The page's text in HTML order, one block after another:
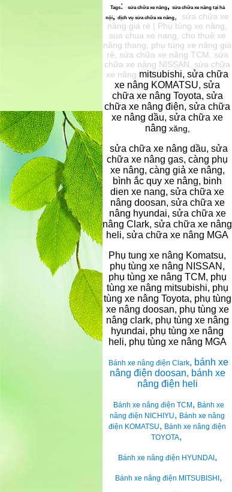
Tags: sửa chữa xenâng, sửa chữa xe nângtại hà
nội, dịch vụ sửa chữa xe nâng
sửa chữa xe
nâng giá rẻ | Phụ tùng xe nâng,
sua chua xe nang, cho thuê xe
nâng thang, phụ tùng xe nâng giá
rẻ, sửa chữa xe nâng TCM, sửa
chữa xe nâng NISSAN, sửa chữa
xe nâng mitsubishi, sửa chữa
xe nâng KOMATSU, sửa
chữa xe nâng Toyota, sửa
chữa xe nâng điện, sửa chữa
xe nâng dầu, sửa chữa xe
nâng xăng,
sửa chữa xe nâng dầu, sửa
chữa xe nâng gas, càng phụ
xe nâng, càng giả xe nâng,
bình ắc quy xe nâng, binh
dien xe nang, sửa chữa xe
nâng doosan, sửa chữa xe
nâng hyundai, sửa chữa xe
nâng Clark, sửa chữa xe nâng
heli, sửa chữa xe nâng MGA
Phụ tung xe nâng Komatsu,
phụ tùng xe nâng NISSAN,
phụ tùng xe nâng TCM, phụ
tùng xe nâng mitsubishi, phụ
tùng xe nâng Toyota, phụ tùng
xe nâng doosan, phụ tùng xe
nâng clark, phụ tùng xe nâng
hyundai, phụ tùng xe nâng
heli, phụ tùng xe nâng MGA
Bánh xe nâng điện Clark, bánh xe
nâng điện doosan, bánh xe
nâng điện heli
Bánh xe nâng điện TCM , Bánh xe
nâng điện NICHIYU, Bánh xe nâng
điện KOMATSU, Bánh xe nâng điện
TOYOTA,
Bánh xe nâng điện HYUNDAI,
Bánh xe nâng điện MITSUBISHI ,